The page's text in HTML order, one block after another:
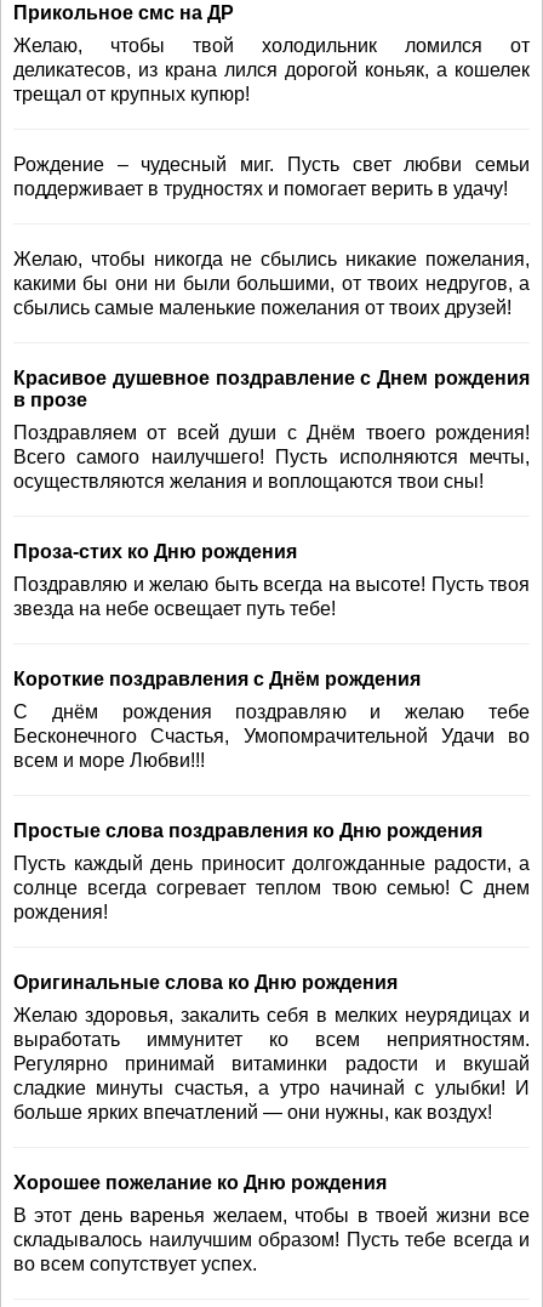
Прикольное смс на ДР
Желаю, чтобы твой холодильник ломился от
деликатесов, из крана лился дорогой коньяк, а кошелек
трещал от крупных купюр!
Рождение – чудесный миг. Пусть свет любви семьи
поддерживает в трудностях и помогает верить в удачу!
Желаю, чтобы никогда не сбылись никакие пожелания,
какими бы они ни были большими, от твоих недругов, а
сбылись самые маленькие пожелания от твоих друзей!
Красивое душевное поздравление с Днем рождения
в прозе
Поздравляем от всей души с Днём твоего рождения!
Всего самого наилучшего! Пусть исполняются мечты,
осуществляются желания и воплощаются твои сны!
Проза-стих ко Дню рождения
Поздравляю и желаю быть всегда на высоте! Пусть твоя
звезда на небе освещает путь тебе!
Короткие поздравления с Днём рождения
С днём рождения поздравляю и желаю тебе
Бесконечного Счастья, Умопомрачительной Удачи во
всем и море Любви!!!
Простые слова поздравления ко Дню рождения
Пусть каждый день приносит долгожданные радости, а
солнце всегда согревает теплом твою семью! С днем
рождения!
Оригинальные слова ко Дню рождения
Желаю здоровья, закалить себя в мелких неурядицах и
выработать иммунитет ко всем неприятностям.
Регулярно принимай витаминки радости и вкушай
сладкие минуты счастья, а утро начинай с улыбки! И
больше ярких впечатлений — они нужны, как воздух!
Хорошее пожелание ко Дню рождения
В этот день варенья желаем, чтобы в твоей жизни все
складывалось наилучшим образом! Пусть тебе всегда и
во всем сопутствует успех.